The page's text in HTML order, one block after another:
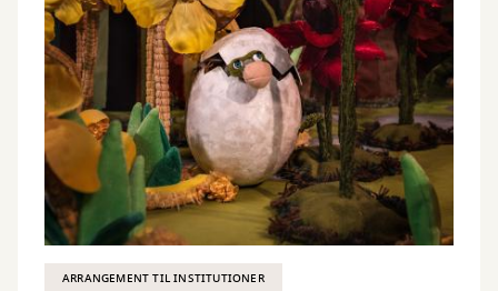
ARRANGEMENT TIL INSTITUTIONER